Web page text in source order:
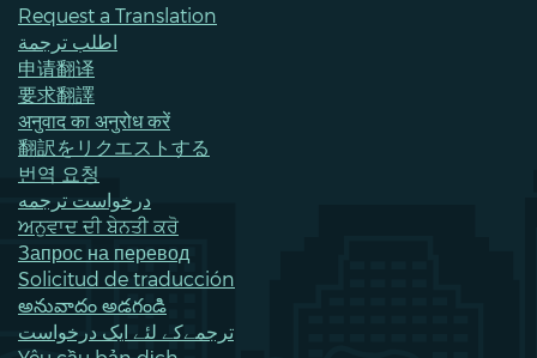
Request a Translation
اطلب ترجمة
申请翻译
要求翻譯
अनुवाद का अनुरोध करें
翻訳をリクエストする
번역 요청
درخواست ترجمه
ਅਨੁਵਾਦ ਦੀ ਬੇਨਤੀ ਕਰੋ
Запрос на перевод
Solicitud de traducción
అనువాదం అడగండి
ترجمےکے لئے ایک درخواست